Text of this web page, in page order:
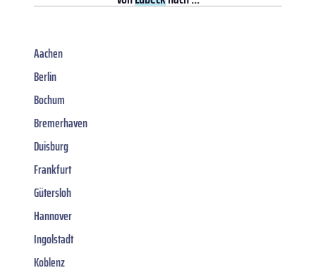
Aachen
Berlin
Bochum
Bremerhaven
Duisburg
Frankfurt
Gütersloh
Hannover
Ingolstadt
Koblenz